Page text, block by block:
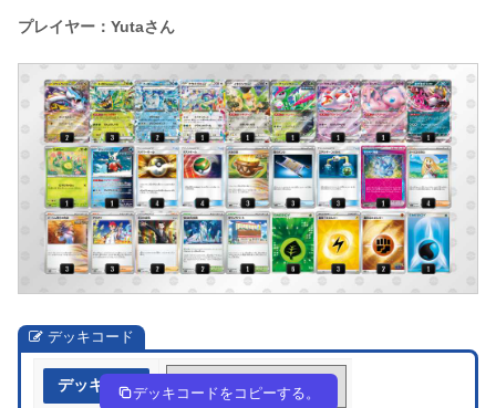
プレイヤー：Yutaさん
デッキコード
デッキ作成 gnnngn-S2FNjy-HQ6gN9
デッキコードをコピーする。